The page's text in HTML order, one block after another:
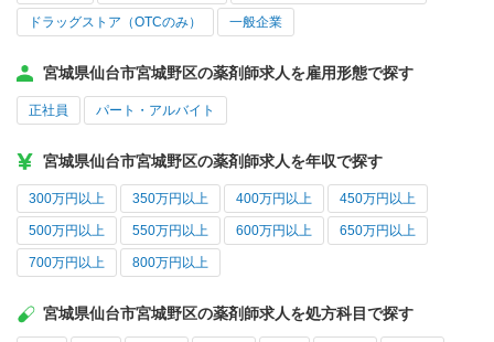
ドラッグストア（OTCのみ） 一般企業
宮城県仙台市宮城野区の薬剤師求人を雇用形態で探す
正社員 パート・アルバイト
宮城県仙台市宮城野区の薬剤師求人を年収で探す
300万円以上 350万円以上 400万円以上 450万円以上
500万円以上 550万円以上 600万円以上 650万円以上
700万円以上 800万円以上
宮城県仙台市宮城野区の薬剤師求人を処方科目で探す